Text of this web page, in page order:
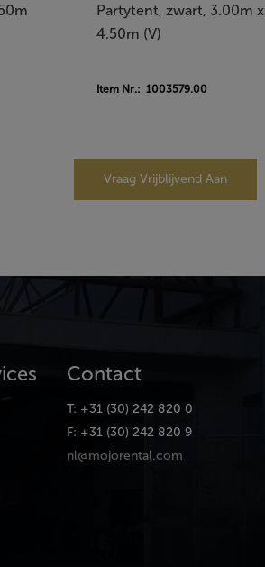
Partytent, zwart, 3.00m x
4.50m (V)
Item Nr.: 1003579.00
Vraag Vrijblijvend Aan
Contact
T: +31 (30) 242 820 0
F: +31 (30) 242 820 9
nl@mojorental.com